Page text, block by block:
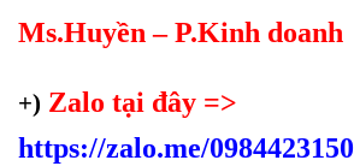
Ms.Huyền – P.Kinh doanh
+) Zalo tại đây =>
https://zalo.me/0984423150